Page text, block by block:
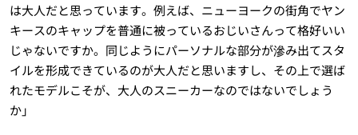
は大人だと思っています。例えば、ニューヨークの街角でヤン
キースのキャップを普通に被っているおじいさんって格好いい
じゃないですか。同じようにパーソナルな部分が滲み出てスタ
イルを形成できているのが大人だと思いますし、その上で選ば
れたモデルこそが、大人のスニーカーなのではないでしょう
か」